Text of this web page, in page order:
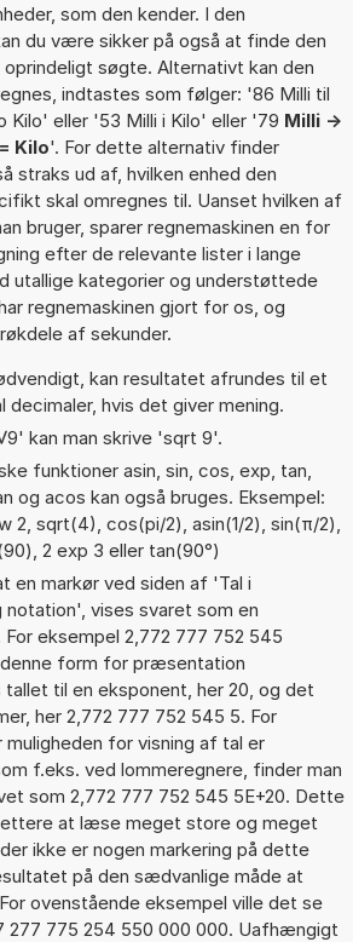
som den kender. I den
du være sikker på også at finde den
søgte. Alternativt kan den
indtastes som følger: '86 Milli til
Kilo' eller '53 Milli i Kilo' eller '79 Milli ->
Kilo'. For dette alternativ finder
straks ud af, hvilken enhed den
skal omregnes til. Uanset hvilken af
bruger, sparer regnemaskinen en for
efter de relevante lister i lange
utallige kategorier og understøttede
regnemaskinen gjort for os, og
af sekunder.
kan resultatet afrundes til et
decimaler, hvis det giver mening.
kan man skrive 'sqrt 9'.
funktioner asin, sin, cos, exp, tan,
og acos kan også bruges. Eksempel:
2, sqrt(4), cos(pi/2), asin(1/2), sin(π/2),
2 exp 3 eller tan(90°)
en markør ved siden af 'Tal i
notation', vises svaret som en
eksempel 2,772 777 752 545
denne form for præsentation
til en eksponent, her 20, og det
her 2,772 777 752 545 5. For
muligheden for visning af tal er
f.eks. ved lommeregnere, finder man
som 2,772 777 752 545 5E+20. Dette
at læse meget store og meget
ikke er nogen markering på dette
på den sædvanlige måde at
ovenstående eksempel ville det se
277 775 254 550 000 000. Uafhængigt